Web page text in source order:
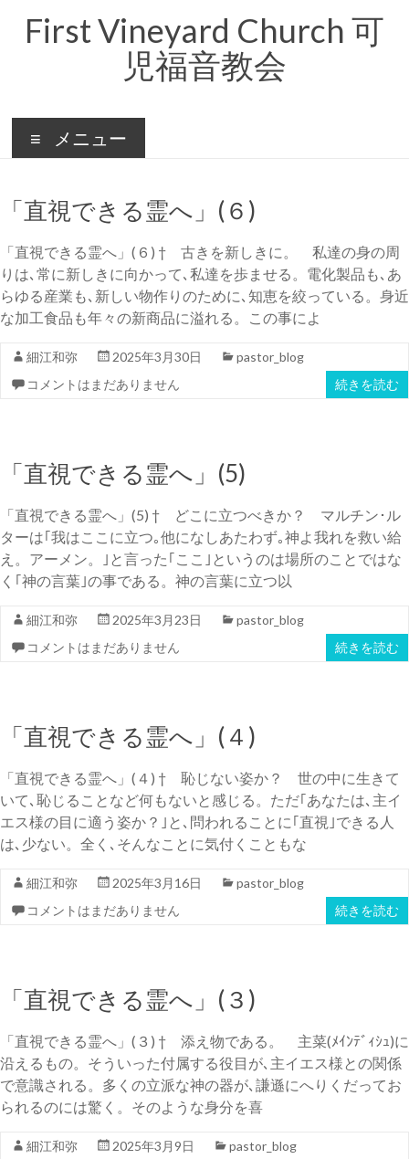
ス
ッ
First Vineyard Church 可
児福音教会
メニュー
「直視できる霊へ」(６)
「直視できる霊へ」(６) † 古きを新しきに。 私達の身の周
りは､常に新しきに向かって､私達を歩ませる。電化製品も､あ
らゆる産業も､新しい物作りのために､知恵を絞っている。身近
な加工食品も年々の新商品に溢れる。この事によ
細江和弥 2025年3月30日
pastor_blog
コメントはまだありません
続きを読む
「直視できる霊へ」(5)
「直視できる霊へ」(5) † どこに立つべきか？ マルチン･ル
ターは｢我はここに立つ｡他になしあたわず｡神よ我れを救い給
え。アーメン。｣と言った｢ここ｣というのは場所のことではな
く｢神の言葉｣の事である。神の言葉に立つ以
細江和弥 2025年3月23日
pastor_blog
コメントはまだありません
続きを読む
「直視できる霊へ」(４)
「直視できる霊へ」(４) † 恥じない姿か？ 世の中に生きて
いて､恥じることなど何もないと感じる。ただ｢あなたは､主イ
エス様の目に適う姿か？｣と､問われることに｢直視｣できる人
は､少ない。全く､そんなことに気付くこともな
細江和弥 2025年3月16日
pastor_blog
コメントはまだありません
続きを読む
「直視できる霊へ」(３)
「直視できる霊へ」(３) † 添え物である。 主菜(ﾒｲﾝﾃﾞｨｼｭ)に
沿えるもの。そういった付属する役目が､主イエス様との関係
で意識される。多くの立派な神の器が､謙遜にへりくだってお
られるのには驚く。そのような身分を喜
細江和弥 2025年3月9日
pastor_blog